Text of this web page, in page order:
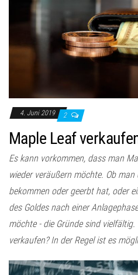
4. Juni 2019 2
Maple Leaf
Es kann vorkommen, dass man
wieder veräußern möchte. Ob
bekommen oder geerbt hat, oder
des Goldes nach einer
möchte - die Gründe sind
verkaufen? In der Regel ist es